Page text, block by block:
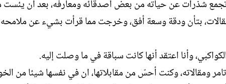
شذرات عن حياته من بعض أَصدقائه ومعارفه، بعد أن يئست
بتأن ودقة وسعة أفق، وخرجت مما قرأت بشيء عن ملامحه
وأنا اعتقد أنها كانت سباقة في ما وصلت إليه.
ومقالاته، وكنت أحسّ من مقابلاتها، ان في نفسها شيئا من